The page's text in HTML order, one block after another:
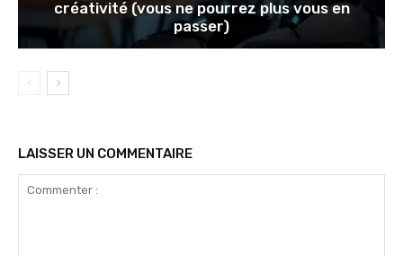
créativité (vous ne pourrez plus vous en
passer)
LAISSER UN COMMENTAIRE